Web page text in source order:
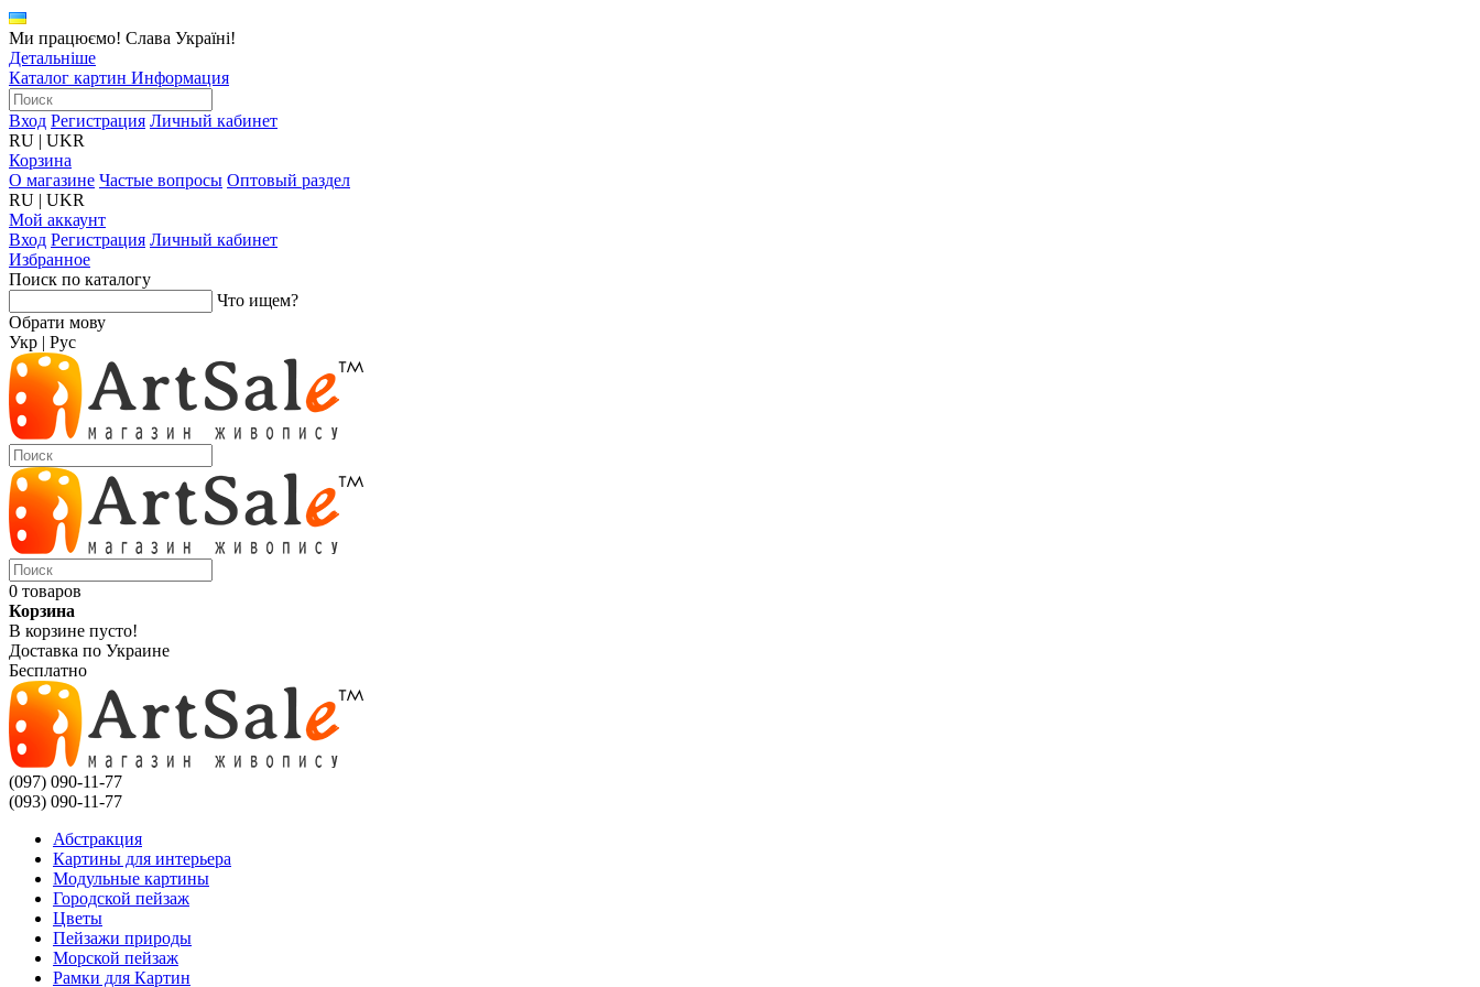
Ми працюємо! Слава Україні!
Детальніше
Каталог картин Информация
Вход Регистрация Личный кабинет
RU | UKR
Корзина
О магазине Частые вопросы Оптовый раздел
RU | UKR
Мой аккаунт
Вход Регистрация Личный кабинет
Избранное
Поиск по каталогу
Что ищем?
Обрати мову
Укр | Рус
0 товаров
Корзина
В корзине пусто!
Доставка по Украине
Бесплатно
(097) 090-11-77
(093) 090-11-77
Абстракция
Картины для интерьера
Модульные картины
Городской пейзаж
Цветы
Пейзажи природы
Морской пейзаж
Рамки для Картин